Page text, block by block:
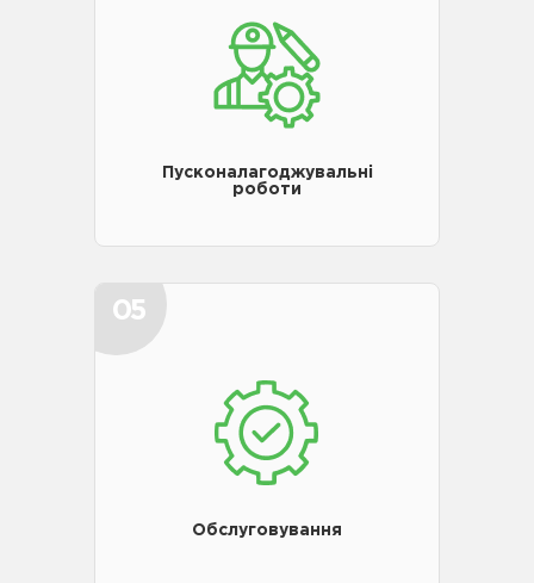
Пусконалагоджувальні
роботи
05
Обслуговування